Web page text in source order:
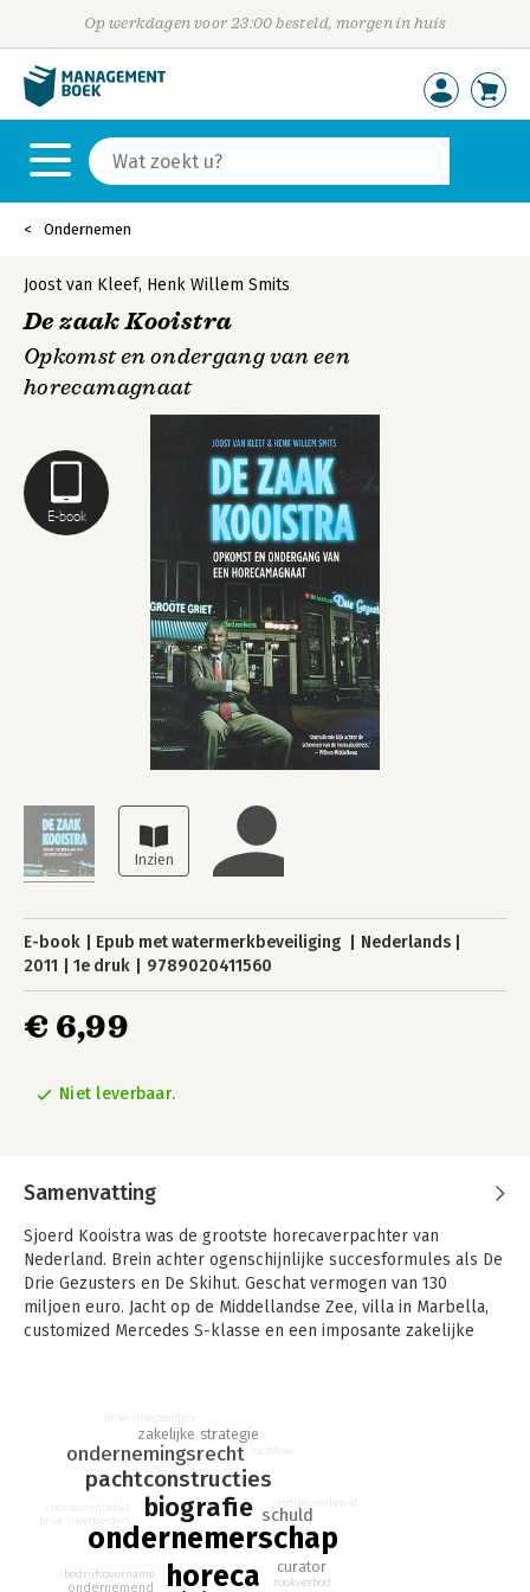
Op werkdagen voor 23:00 besteld, morgen in huis
Ondernemen
E-book
Joost van Kleef, Henk Willem Smits
De zaak Kooistra
Opkomst en ondergang van een
horecamagnaat
E-book Epub met watermerkbeveiliging
Nederlands
2011
1e druk 9789020411560
€ 6,99
Niet leverbaar.
Samenvatting
Sjoerd Kooistra was de grootste horecaverpachter van
Nederland. Brein achter ogenschijnlijke succesformules als De
Drie Gezusters en De Skihut. Geschat vermogen van 130
miljoen euro. Jacht op de Middellandse Zee, villa in Marbella,
customized Mercedes S-klasse en een imposante zakelijke
imperium. In 2009 werden dat scheuren. Er ontstond een
venijnig gevecht met bierbrouwers Heineken en Inbev, zijn
belangrijkste financiers. Kooistra wachtte de afloop niet af. Op
28 juni 2010 maakte hij op 59-jarige leeftijd een einde aan zijn
leven.
De zaak-Kooistra is het verhaal van Sjoerd Kooistra. Hoe kon
zijn imperium zo groot worden en waarom stortte het
ondernemerschap
horeca
biografie
pachtconstructies
schuld
ondernemingsrecht
zakelijke strategie
curator
rookverbod
ondernemend
bedrijfsovername
crediteurenbeleid
privé-investeerders
cashflow
crediteurenbeleid
privé-investeerders